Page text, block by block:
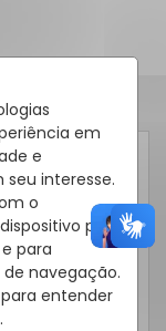
em
e
interesse.
o
para
para
navegação.
para entender
WhatsApp